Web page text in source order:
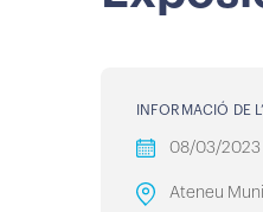
INFORMACIÓ DE
08/03/2023
Ateneu